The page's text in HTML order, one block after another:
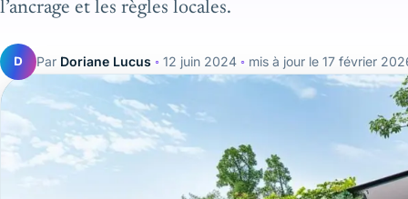
l’ancrage et les règles locales.
D Par Doriane Lucus ◦ 12 juin 2024 ◦ mis à jour le 17 février